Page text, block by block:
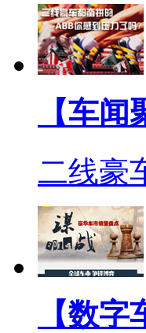
【车闻
二线豪
【数字